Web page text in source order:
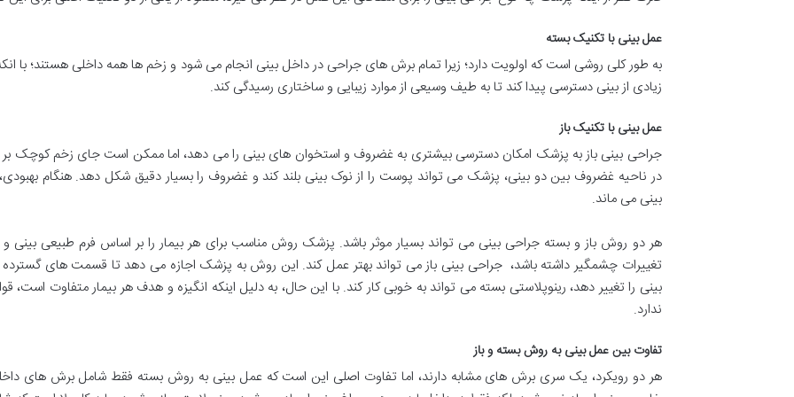
عمل بینی با تکنیک بسته
به طور کلی روشی است که اولویت دارد؛ زیرا تمام برش های جراحی در داخل بینی انجام می شود و زخم ها همه داخلی هستند؛ با
زیادی از بینی دسترسی پیدا کند تا به طیف وسیعی از موارد زیبایی و ساختاری رسیدگی کند.
عمل بینی با تکنیک باز
جراحی بینی باز به پزشک امکان دسترسی بیشتری به غضروف و استخوان های بینی را می دهد، اما ممکن است جای زخم کوچک بر
در ناحیه غضروف بین دو بینی، پزشک می تواند پوست را از نوک بینی بلند کند و غضروف را بسیار دقیق شکل دهد. هنگام
بینی می ماند.
هر دو روش باز و بسته جراحی بینی می تواند بسیار موثر باشد. پزشک روش مناسب برای هر بیمار را بر اساس فرم طبیعی بینی و
تغییرات چشمگیر داشته باشد، جراحی بینی باز می تواند بهتر عمل کند. این روش به پزشک اجازه می دهد تا قسمت های گسترده
بینی را تغییر دهد، رینوپلاستی بسته می تواند به خوبی کار کند. با این حال، به دلیل اینکه انگیزه و هدف هر بیمار متفاوت
ندارد.
تفاوت بین عمل بینی به روش بسته و باز
هر دو رویکرد، یک سری برش های مشابه دارند، اما تفاوت اصلی این است که عمل بینی به روش بسته فقط شامل برش های